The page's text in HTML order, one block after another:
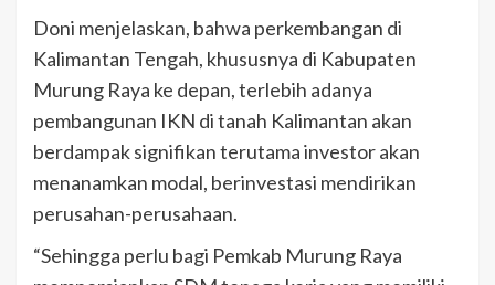
Doni menjelaskan, bahwa perkembangan di
Kalimantan Tengah, khususnya di Kabupaten
Murung Raya ke depan, terlebih adanya
pembangunan IKN di tanah Kalimantan akan
berdampak signifikan terutama investor akan
menanamkan modal, berinvestasi mendirikan
perusahan-perusahaan.
“Sehingga perlu bagi Pemkab Murung Raya